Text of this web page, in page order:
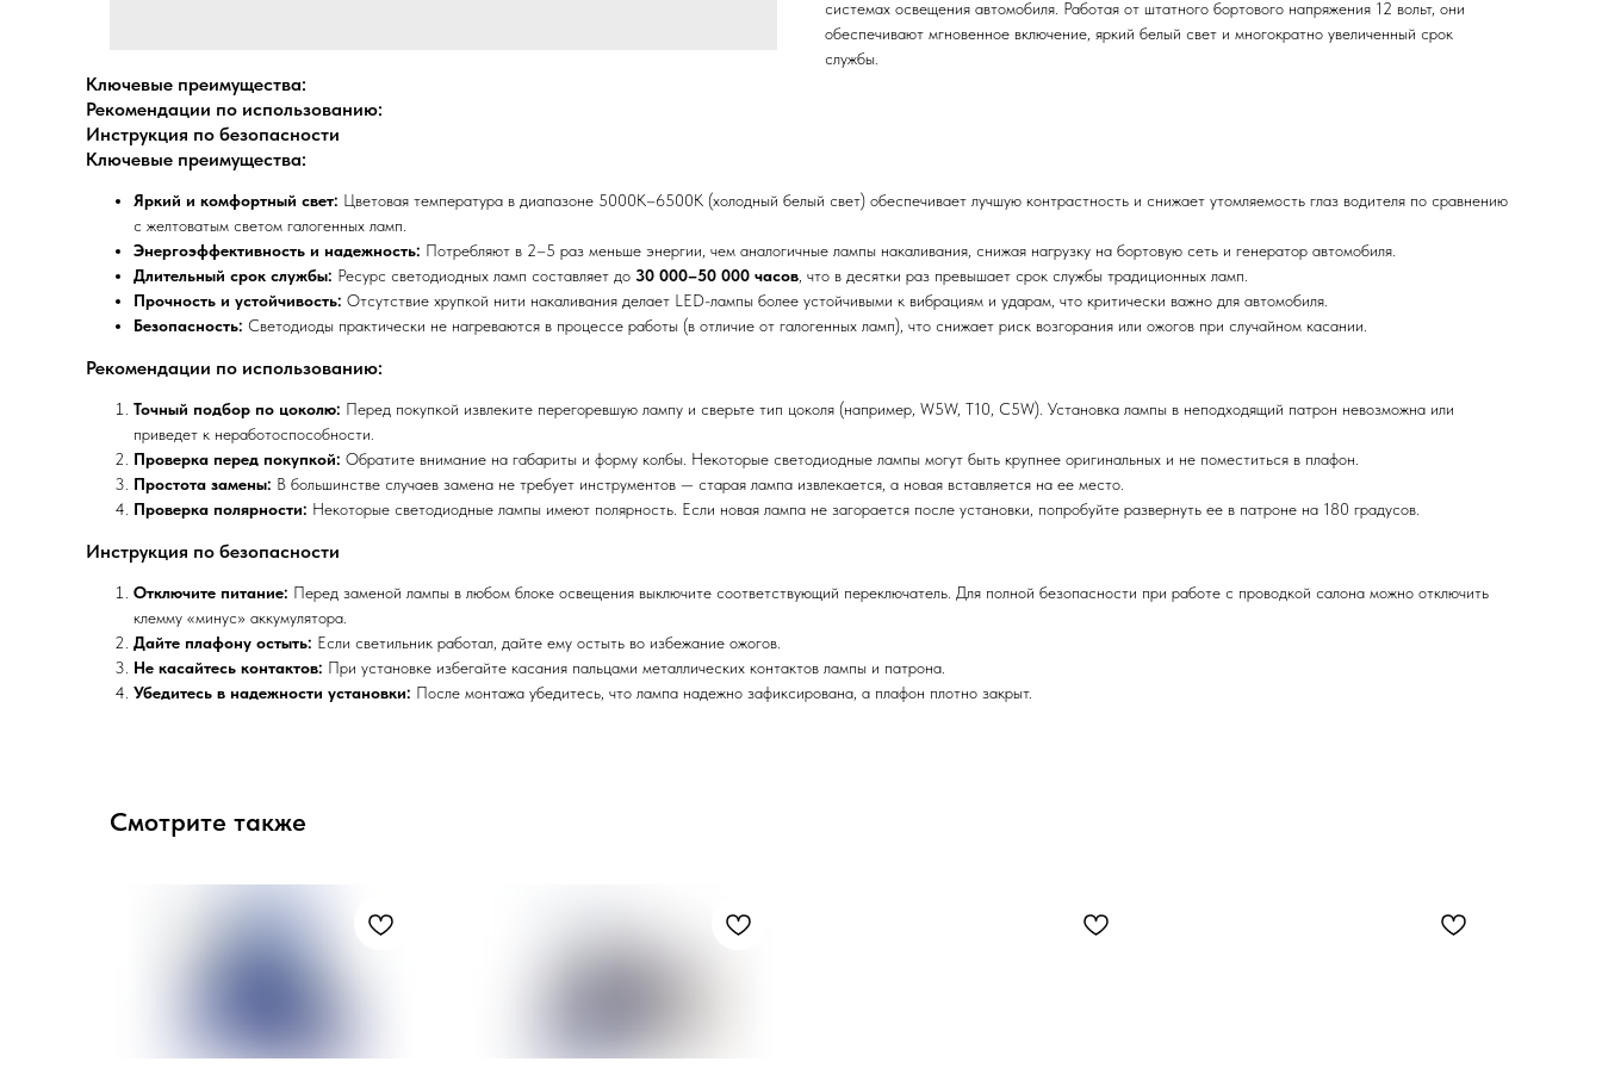
системах освещения автомобиля. Работая от штатного бортового напряжения 12 вольт, они
обеспечивают мгновенное включение, яркий белый свет и многократно увеличенный срок
службы.
Ключевые преимущества:
Рекомендации по использованию:
Инструкция по безопасности
Ключевые преимущества:
Яркий и комфортный свет: Цветовая температура в диапазоне 5000К–6500К (холодный белый свет) обеспечивает лучшую контрастность и снижает утомляемость глаз водителя по сравнению
с желтоватым светом галогенных ламп.
Энергоэффективность и надежность: Потребляют в 2–5 раз меньше энергии, чем аналогичные лампы накаливания, снижая нагрузку на бортовую сеть и генератор автомобиля.
Длительный срок службы: Ресурс светодиодных ламп составляет до 30 000–50 000 часов , что в десятки раз превышает срок службы традиционных ламп.
Прочность и устойчивость: Отсутствие хрупкой нити накаливания делает LED-лампы более устойчивыми к вибрациям и ударам, что критически важно для автомобиля.
Безопасность: Светодиоды практически не нагреваются в процессе работы (в отличие от галогенных ламп), что снижает риск возгорания или ожогов при случайном касании.
Рекомендации по использованию:
Точный подбор по цоколю: Перед покупкой извлеките перегоревшую лампу и сверьте тип цоколя (например, W5W, T10, C5W). Установка лампы в неподходящий патрон невозможна или
приведет к неработоспособности.
Проверка перед покупкой: Обратите внимание на габариты и форму колбы. Некоторые светодиодные лампы могут быть крупнее оригинальных и не поместиться в плафон.
Простота замены: В большинстве случаев замена не требует инструментов — старая лампа извлекается, а новая вставляется на ее место.
Проверка полярности: Некоторые светодиодные лампы имеют полярность. Если новая лампа не загорается после установки, попробуйте развернуть ее в патроне на 180 градусов.
Инструкция по безопасности
Отключите питание: Перед заменой лампы в любом блоке освещения выключите соответствующий переключатель. Для полной безопасности при работе с проводкой салона можно отключить
клемму «минус» аккумулятора.
Дайте плафону остыть: Если светильник работал, дайте ему остыть во избежание ожогов.
Не касайтесь контактов: При установке избегайте касания пальцами металлических контактов лампы и патрона.
Убедитесь в надежности установки: После монтажа убедитесь, что лампа надежно зафиксирована, а плафон плотно закрыт.
Смотрите также